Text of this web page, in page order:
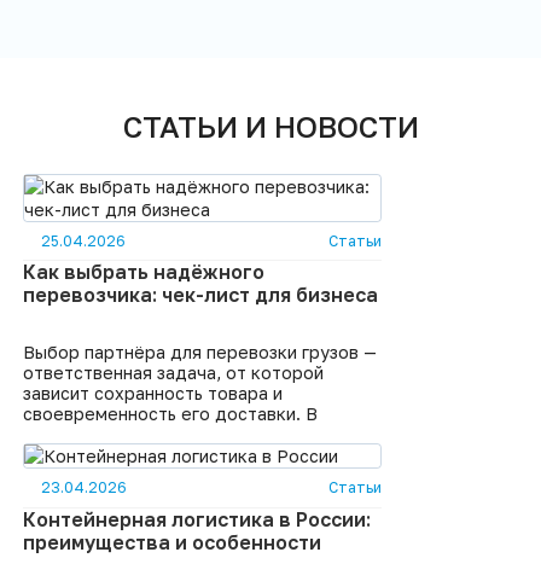
СТАТЬИ И НОВОСТИ
25.04.2026 Статьи
Как выбрать надёжного
перевозчика: чек-лист для бизнеса
Выбор партнёра для перевозки грузов —
ответственная задача, от которой
зависит сохранность товара и
своевременность его доставки. В
переживает непростые времена, а с
рынка уходят многие небольшие
компании, выбор надёжного перевозчика
становится критически важным . На что
обратить внимание, чтобы избежать
рисков и сотрудничать только с
23.04.2026 Статьи
Контейнерная логистика в России:
преимущества и особенности